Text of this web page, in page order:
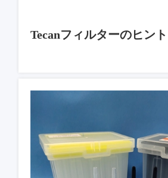
Tecanフィルターのヒント